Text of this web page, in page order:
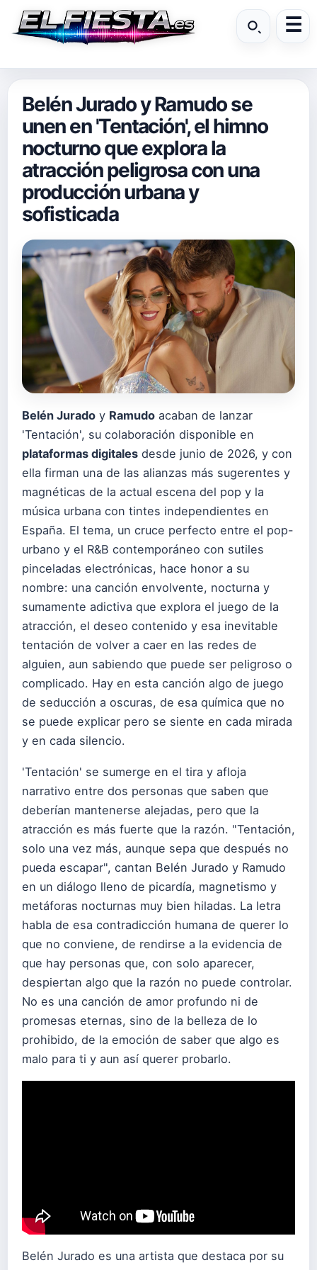
Belén Jurado y Ramudo se
unen en 'Tentación', el himno
nocturno que explora la
atracción peligrosa con una
producción urbana y
sofisticada
Belén Jurado y Ramudo acaban de lanzar
'Tentación', su colaboración disponible en
plataformas digitales desde junio de 2026, y con
ella firman una de las alianzas más sugerentes y
magnéticas de la actual escena del pop y la
música urbana con tintes independientes en
España. El tema, un cruce perfecto entre el pop-
urbano y el R&B contemporáneo con sutiles
pinceladas electrónicas, hace honor a su
nombre: una canción envolvente, nocturna y
sumamente adictiva que explora el juego de la
atracción, el deseo contenido y esa inevitable
tentación de volver a caer en las redes de
alguien, aun sabiendo que puede ser peligroso o
complicado. Hay en esta canción algo de juego
de seducción a oscuras, de esa química que no
se puede explicar pero se siente en cada mirada
y en cada silencio.
'Tentación' se sumerge en el tira y afloja
narrativo entre dos personas que saben que
deberían mantenerse alejadas, pero que la
atracción es más fuerte que la razón. "Tentación,
solo una vez más, aunque sepa que después no
pueda escapar", cantan Belén Jurado y Ramudo
en un diálogo lleno de picardía, magnetismo y
metáforas nocturnas muy bien hiladas. La letra
habla de esa contradicción humana de querer lo
que no conviene, de rendirse a la evidencia de
que hay personas que, con solo aparecer,
despiertan algo que la razón no puede controlar.
No es una canción de amor profundo ni de
promesas eternas, sino de la belleza de lo
prohibido, de la emoción de saber que algo es
malo para ti y aun así querer probarlo.
Belén Jurado es una artista que destaca por su